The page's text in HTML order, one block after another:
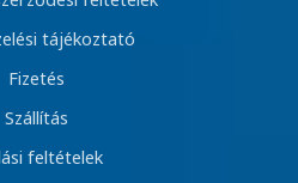
tájékoztató
Fizetés
Szállítás
feltételek